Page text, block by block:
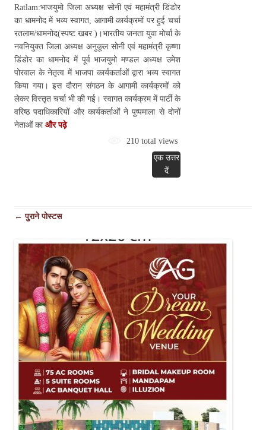
Ratlam:भाजयुमो जिला अध्यक्ष सोनी एवं महामंत्री डिंडोर
का धामनोद में भव्य स्वागत, आगामी कार्यक्रमों पर हुई चर्चा
रतलाम/धामनोद(स्पष्ट खबर )।भारतीय जनता युवा मोर्चा के
नवनियुक्त जिला अध्यक्ष अनुकूल सोनी एवं महामंत्री कृष्णा
डिंडोर का धामनोद में पूर्व भाजयुमो मण्डल अध्यक्ष उमेश
पोरवाल के नेतृत्व में भाजपा कार्यकर्ताओं द्वारा भव्य स्वागत
किया गया। इस दौरान संगठन के आगामी कार्यक्रमों को
लेकर विस्तृत चर्चा भी की गई। स्वागत कार्यक्रम में पार्टी के
वरिष्ठ पदाधिकारियों और कार्यकर्ताओं ने पुष्पमाला से दोनों
नेताओं का और पढ़े
210 total views
एक उत्तर
दें
पोस्ट
← पुराने पोस्टस